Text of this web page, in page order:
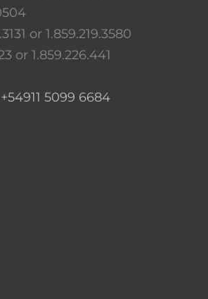
or 1.859.219.3580
or 1.859.226.441
+54911 5099 6684